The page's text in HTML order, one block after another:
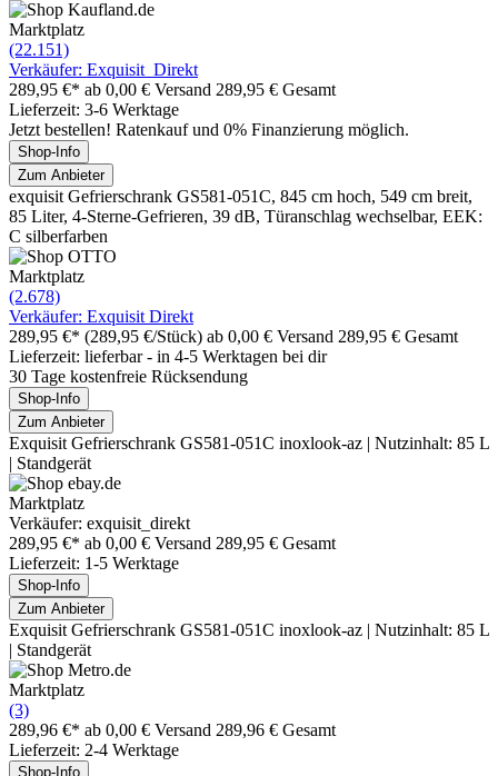
Marktplatz
(22.151)
Verkäufer: Exquisit_Direkt
289,95 €* ab 0,00 € Versand 289,95 € Gesamt
Lieferzeit: 3-6 Werktage
Jetzt bestellen! Ratenkauf und 0% Finanzierung möglich.
Shop-Info
Zum Anbieter
exquisit Gefrierschrank GS581-051C, 845 cm hoch, 549 cm breit,
85 Liter, 4-Sterne-Gefrieren, 39 dB, Türanschlag wechselbar, EEK:
C silberfarben
Marktplatz
(2.678)
Verkäufer: Exquisit Direkt
289,95 €* (289,95 €/Stück) ab 0,00 € Versand 289,95 € Gesamt
Lieferzeit: lieferbar - in 4-5 Werktagen bei dir
30 Tage kostenfreie Rücksendung
Shop-Info
Zum Anbieter
Exquisit Gefrierschrank GS581-051C inoxlook-az | Nutzinhalt: 85 L
| Standgerät
Marktplatz
Verkäufer: exquisit_direkt
289,95 €* ab 0,00 € Versand 289,95 € Gesamt
Lieferzeit: 1-5 Werktage
Shop-Info
Zum Anbieter
Exquisit Gefrierschrank GS581-051C inoxlook-az | Nutzinhalt: 85 L
| Standgerät
Marktplatz
(3)
289,96 €* ab 0,00 € Versand 289,96 € Gesamt
Lieferzeit: 2-4 Werktage
Shop-Info